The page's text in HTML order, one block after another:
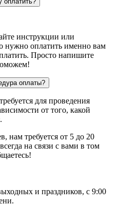
инструкции или
нужно оплатить именно вам
Просто напишите
оплаты?
для проведения
от того, какой
нам требуется от 5 до 20
на связи с вами в том
и праздников, с 9:00